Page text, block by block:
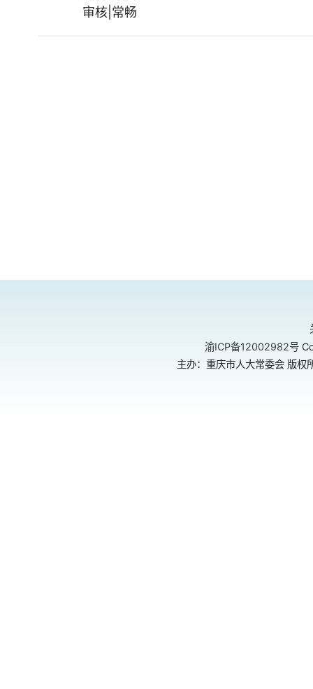
审核|常畅
渝ICP备12002982号
主办：重庆市人大常委会 版